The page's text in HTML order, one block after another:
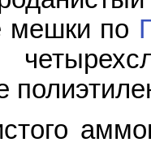
мешки по